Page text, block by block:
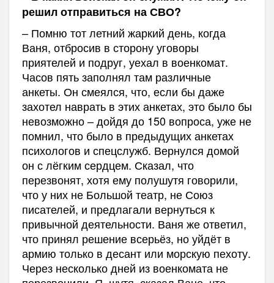
решил отправиться на СВО?
– Помню тот летний жаркий день, когда
Ваня, отбросив в сторону уговоры
приятелей и подруг, уехал в военкомат.
Часов пять заполнял там различные
анкеты. Он смеялся, что, если бы даже
захотел наврать в этих анкетах, это было бы
невозможно – дойдя до 150 вопроса, уже не
помнил, что было в предыдущих анкетах
психологов и спецслужб. Вернулся домой
он с лёгким сердцем. Сказал, что
перезвонят, хотя ему полушутя говорили,
что у них не Большой театр, не Союз
писателей, и предлагали вернуться к
привычной деятельности. Ваня же ответил,
что принял решение всерьёз, но уйдёт в
армию только в десант или морскую пехоту.
Через несколько дней из военкомата не